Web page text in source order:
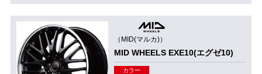
（MID(マルカ)）
MID WHEELS EXE10(エグゼ10)
カラー